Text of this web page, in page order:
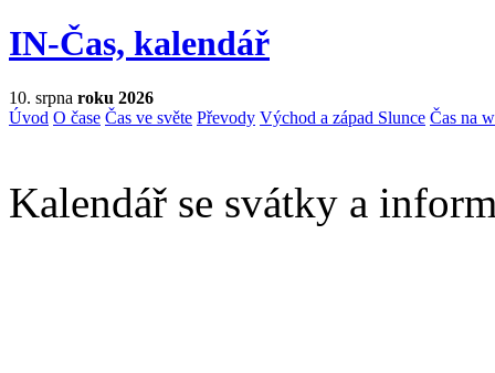
IN-Čas, kalendář
10. srpna roku 2026
Úvod O čase Čas ve světe Převody Východ a západ Slunce Čas na
Kalendář se svátky a